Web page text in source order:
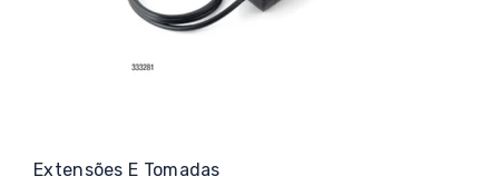
Extensões E Tomadas